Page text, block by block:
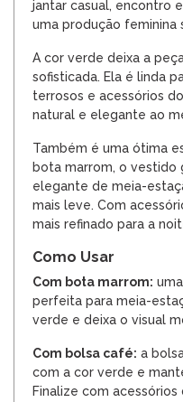
jantar casual, encontro
uma produção feminina
A cor verde deixa a
sofisticada. Ela é linda
terrosos e acessórios
natural e elegante ao
Também é uma ótima
bota marrom, o vestido
elegante de meia-
mais leve. Com
mais refinado para a
Como Usar
Com bota marrom:
perfeita para meia-
verde e deixa o visual
Com bolsa café: a
com a cor verde e
Finalize com